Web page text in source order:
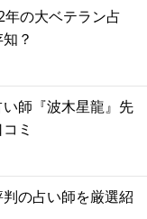
年の大ベテラン占
？
師『波木星龍』先
ミ
の占い師を厳選紹